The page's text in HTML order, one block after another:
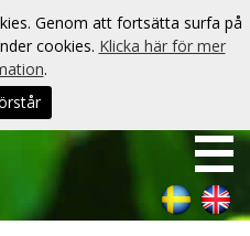
Genom att fortsätta surfa på
cookies. Klicka här för mer
.